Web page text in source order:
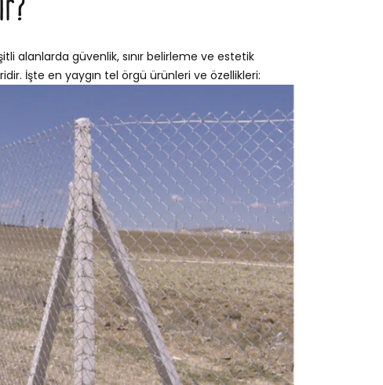
alanlarda güvenlik, sınır belirleme ve estetik
İşte en yaygın tel örgü ürünleri ve özellikleri: